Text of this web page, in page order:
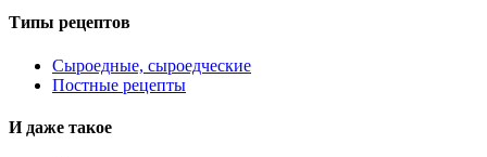
Типы рецептов
Сыроедные, сыроедческие
Постные рецепты
И даже такое